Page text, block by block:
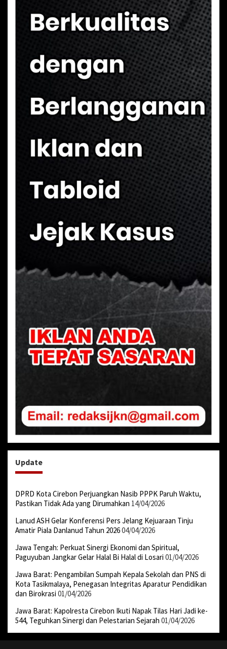
Update
DPRD Kota Cirebon Perjuangkan Nasib PPPK Paruh Waktu,
Pastikan Tidak Ada yang Dirumahkan 14/04/2026
Lanud ASH Gelar Konferensi Pers Jelang Kejuaraan Tinju
Amatir Piala Danlanud Tahun 202604/04/2026
Jawa Tengah: Perkuat Sinergi Ekonomi dan Spiritual,
Paguyuban Jangkar Gelar Halal Bi Halal di Losari 01/04/2026
Jawa Barat: Pengambilan Sumpah Kepala Sekolah dan PNS di
Kota Tasikmalaya, Penegasan Integritas Aparatur Pendidikan
dan Birokrasi 01/04/2026
Jawa Barat: Kapolresta Cirebon Ikuti Napak Tilas Hari Jadi ke-
544, Teguhkan Sinergi dan Pelestarian Sejarah 01/04/2026